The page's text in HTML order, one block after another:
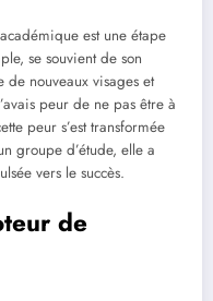
est une étape
se souvient de son
de nouveaux visages et
peur de ne pas être à
peur s’est transformée
groupe d’étude, elle a
vers le succès.
de